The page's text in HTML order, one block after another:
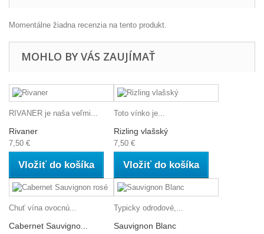
Momentálne žiadna recenzia na tento produkt.
MOHLO BY VÁS ZAUJÍMAŤ
RIVANER je naša veľmi...
Rivaner
7,50 €
Vložiť do košíka
Toto vínko je...
Rizling vlašský
7,50 €
Vložiť do košíka
Chuť vína ovocnú...
Cabernet Sauvigno...
Typicky odrodové,...
Sauvignon Blanc